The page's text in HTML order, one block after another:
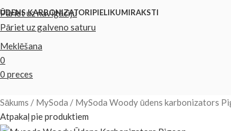
Pāriet uz navigāciju
Pāriet uz galveno saturu
ŪDENS KARBONIZATORIPIELIKUMIRAKSTI
Meklēšana
0
0 preces
Sākums MySoda
MySoda Woody ūdens karbonizators
Atpakaļ pie produktiem